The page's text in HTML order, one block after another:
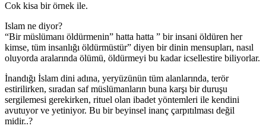
Cok kisa bir örnek ile.
Islam ne diyor?
“Bir müslümanı öldürmenin” hatta hatta ” bir insani öldüren her
kimse, tüm insanlığı öldürmüstür” diyen bir dinin mensupları, nasıl
oluyorda aralarında ölümü, öldürmeyi bu kadar icsellestire biliyorlar.
İnandığı İslam dini adına, yeryüzünün tüm alanlarında, terör
estirilirken, sıradan saf müslümanların buna karşı bir duruşu
sergilemesi gerekirken, rituel olan ibadet yöntemleri ile kendini
avutuyor ve yetiniyor. Bu bir beyinsel inanç çarpıtılması değil
midir..?